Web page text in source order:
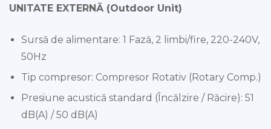
UNITATE EXTERNĂ (Outdoor Unit)
Sursă de alimentare: 1 Fază, 2 limbi/fire, 220-240V,
50Hz
Tip compresor: Compresor Rotativ (Rotary Comp.)
Presiune acustică standard (Încălzire / Răcire): 51
dB(A) / 50 dB(A)